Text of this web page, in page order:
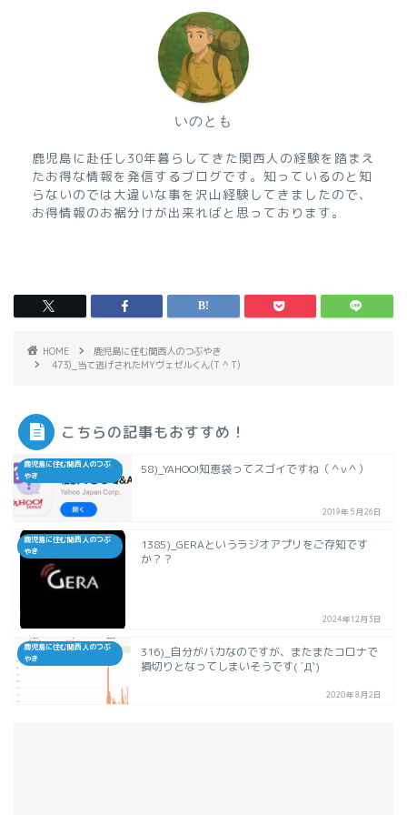
いのとも
鹿児島に赴任し30年暮らしてきた関西人の経験を踏まえ
たお得な情報を発信するブログです。知っているのと知
らないのでは大違いな事を沢山経験してきましたので、
お得情報のお裾分けが出来ればと思っております。
HOME
鹿児島に住む関西人のつぶやき
473)_当て逃げされたMYヴェゼルくん(T ^ T)
こちらの記事もおすすめ！
鹿児島に住む関西人のつぶ
やき
58)_YAHOO!知恵袋ってスゴイですね（＾ν＾）
2019年5月26日
鹿児島に住む関西人のつぶ
やき
1385)_GERAというラジオアプリをご存知です
か？？
2024年12月3日
鹿児島に住む関西人のつぶ
やき
316)_自分がバカなのですが、またまたコロナで
損切りとなってしまいそうです( ´Д`)
2020年8月2日